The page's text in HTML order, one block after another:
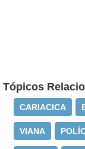
Tópicos
CARIACICA
VIANA